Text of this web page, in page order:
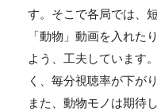
す。そこで各局では、
「動物」動画を入れた
よう、工夫しています
く、毎分視聴率が下が
また、動物モノは期待